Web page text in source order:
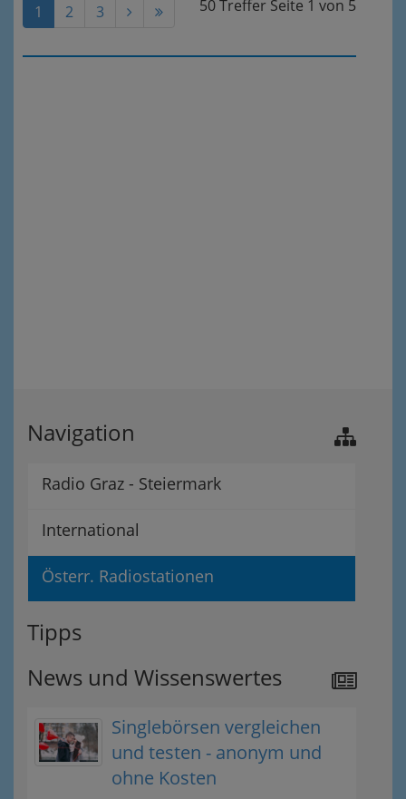
50 Treffer Seite 1 von 5
1 2 3
Navigation
Radio Graz - Steiermark
International
Österr. Radiostationen
Tipps
News und Wissenswertes
Singlebörsen vergleichen
und testen - anonym und
ohne Kosten